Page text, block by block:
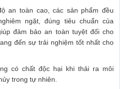
an toàn cao, các sản phẩm đều
ngặt, đúng tiêu chuẩn của
đảm bảo an toàn tuyệt đối cho
đến sự trải nghiệm tốt nhất cho
có chất độc hại khi thải ra môi
trong tự nhiên.